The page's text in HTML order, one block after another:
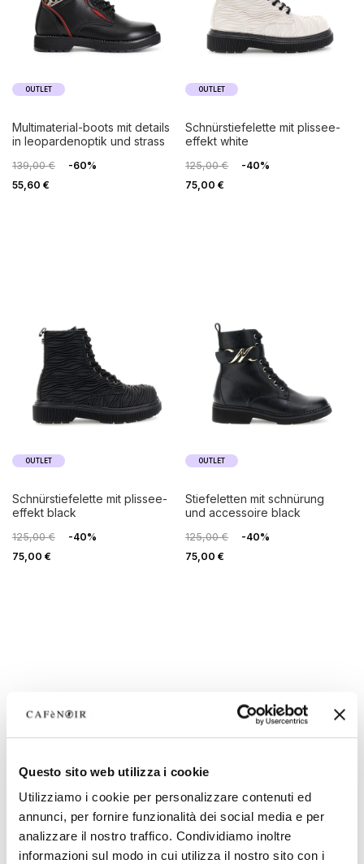
Questo sito web utilizza i cookie
Utilizziamo i cookie per personalizzare contenuti ed
annunci, per fornire funzionalità dei social media e per
analizzare il nostro traffico. Condividiamo inoltre
informazioni sul modo in cui utilizza il nostro sito con i
OUTLET
multimaterial-boots mit details
in leopardenoptik und strass
139,00 €
-60%
55,60 €
OUTLET
schnürstiefelette mit plissee-
effekt white
125,00 €
-40%
75,00 €
OUTLET
schnürstiefelette mit plissee-
effekt black
125,00 €
-40%
75,00 €
OUTLET
stiefeletten mit schnürung
und accessoire black
125,00 €
-40%
75,00 €
OUTLET OUTLET